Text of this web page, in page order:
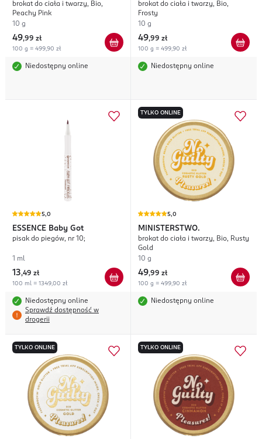
brokat do ciała i twarzy, Bio,
Peachy Pink
10 g
49,99 zł
100 g = 499,90 zł
Niedostępny online
brokat do ciała i twarzy, Bio,
Frosty
10 g
49,99 zł
100 g = 499,90 zł
Niedostępny online
5,0
ESSENCE Baby Got
pisak do piegów, nr 10;
1 ml
13,49 zł
100 ml = 1349,00 zł
Niedostępny online
Sprawdź dostępność w
drogerii
TYLKO ONLINE
5,0
MINISTERSTWO.
brokat do ciała i twarzy, Bio, Rusty
Gold
10 g
49,99 zł
100 g = 499,90 zł
Niedostępny online
TYLKO ONLINE TYLKO ONLINE